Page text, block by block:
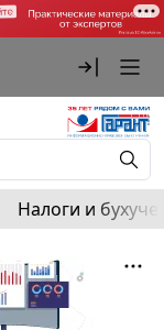
Налоги и